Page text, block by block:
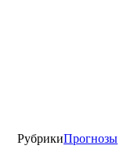
РубрикиПрогнозы